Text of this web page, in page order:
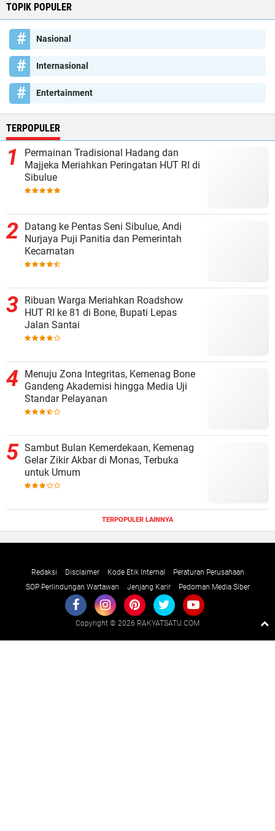
TOPIK POPULER
Nasional
Internasional
Entertainment
TERPOPULER
Permainan Tradisional Hadang dan
Majjeka Meriahkan Peringatan HUT RI di
Sibulue
Datang ke Pentas Seni Sibulue, Andi
Nurjaya Puji Panitia dan Pemerintah
Kecamatan
Ribuan Warga Meriahkan Roadshow
HUT RI ke 81 di Bone, Bupati Lepas
Jalan Santai
Menuju Zona Integritas, Kemenag Bone
Gandeng Akademisi hingga Media Uji
Standar Pelayanan
Sambut Bulan Kemerdekaan, Kemenag
Gelar Zikir Akbar di Monas, Terbuka
untuk Umum
TERPOPULER LAINNYA
Redaksi Disclaimer Kode Etik Internal
Peraturan Perusahaan
SOP Perlindungan Wartawan
Jenjang Karir Pedoman Media Siber
Copyright © 2026 RAKYATSATU.COM
Raushan